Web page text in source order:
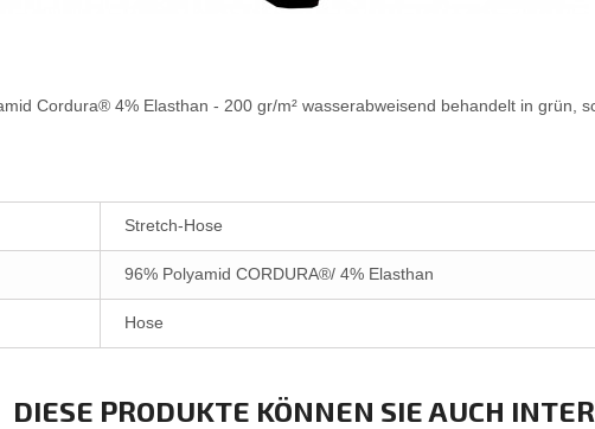
Cordura® 4% Elasthan - 200 gr/m² wasserabweisend behandelt in grün,
Stretch-Hose
96% Polyamid CORDURA®/ 4% Elasthan
Hose
DIESE PRODUKTE KÖNNEN SIE AUCH